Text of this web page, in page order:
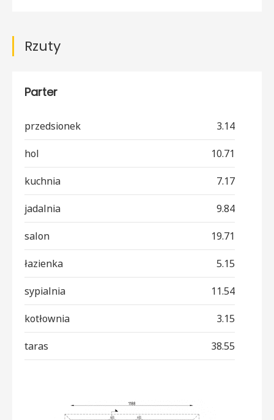
Rzuty
Parter
przedsionek 3.14
hol 10.71
kuchnia 7.17
jadalnia 9.84
salon 19.71
łazienka 5.15
sypialnia 11.54
kotłownia 3.15
taras 38.55